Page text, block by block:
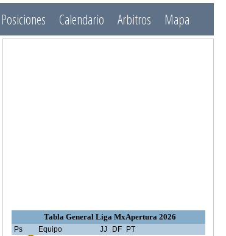
Posiciones Calendario Arbitros Mapa
Tabla General Liga MxApertura 2026
Ps Equipo JJ DF PT